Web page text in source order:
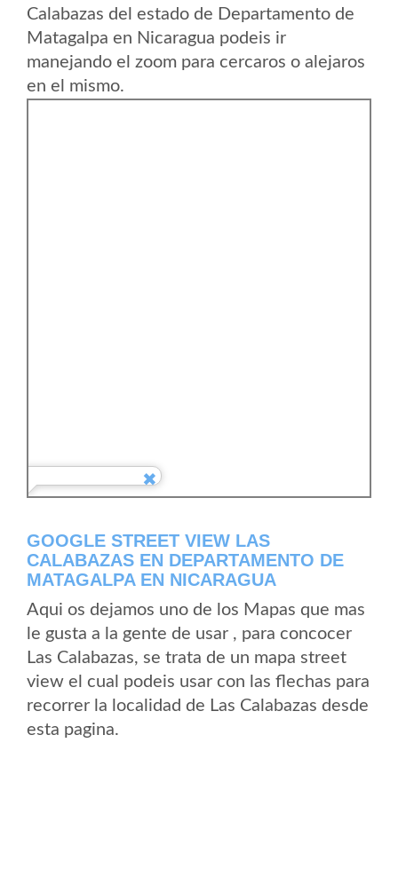
Calabazas del estado de Departamento de
Matagalpa en Nicaragua podeis ir
manejando el zoom para cercaros o alejaros
en el mismo.
GOOGLE STREET VIEW LAS
CALABAZAS EN DEPARTAMENTO DE
MATAGALPA EN NICARAGUA
Aqui os dejamos uno de los Mapas que mas
le gusta a la gente de usar , para concocer
Las Calabazas, se trata de un mapa street
view el cual podeis usar con las flechas para
recorrer la localidad de Las Calabazas desde
esta pagina.